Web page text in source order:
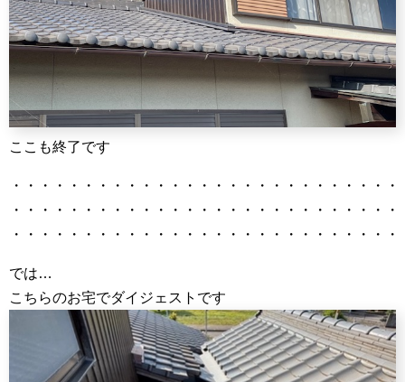
ここも終了です
・・・・・・・・・・・・・・・・・・・・・・・・・・
・・・・・・・・・・・・・・・・・・・・・・・・・・
・・・・・・・・・・・・・・・・・・・・・・・・・・
では…
こちらのお宅でダイジェストです